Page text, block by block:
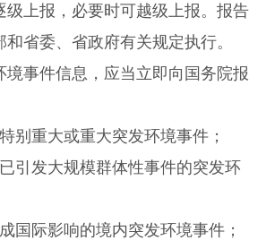
级上报，必要时可越级上报。报告
省委、省政府有关规定执行。
境事件信息，应当立即向国务院报
别重大或重大突发环境事件；
引发大规模群体性事件的突发环
国际影响的境内突发环境事件；